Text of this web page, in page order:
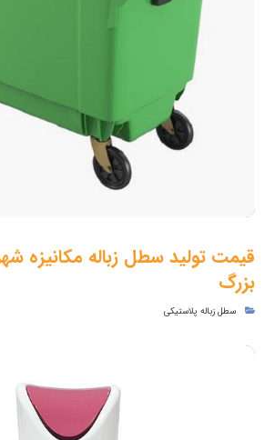
قیمت تولید سطل زباله مکانیزه
بزرگ
سطل زباله پلاستیکی